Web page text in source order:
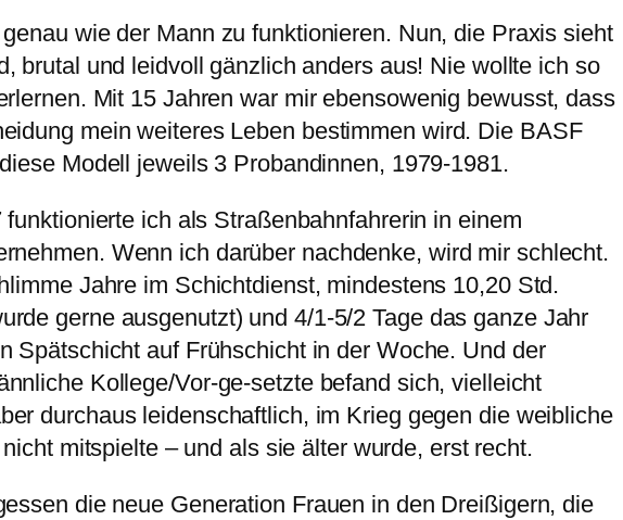
wie der Mann zu funktionieren. Nun, die Praxis sieht
brutal und leidvoll gänzlich anders aus! Nie wollte ich so
Mit 15 Jahren war mir ebensowenig bewusst, dass
mein weiteres Leben bestimmen wird. Die BASF
Modell jeweils 3 Probandinnen, 1979-1981.
funktionierte ich als Straßenbahnfahrerin in einem
Wenn ich darüber nachdenke, wird mir schlecht.
Jahre im Schichtdienst, mindestens 10,20 Std.
gerne ausgenutzt) und 4/1-5/2 Tage das ganze Jahr
Spätschicht auf Frühschicht in der Woche. Und der
Kollege/Vor-ge-setzte befand sich, vielleicht
durchaus leidenschaftlich, im Krieg gegen die weibliche
mitspielte – und als sie älter wurde, erst recht.
die neue Generation Frauen in den Dreißigern, die